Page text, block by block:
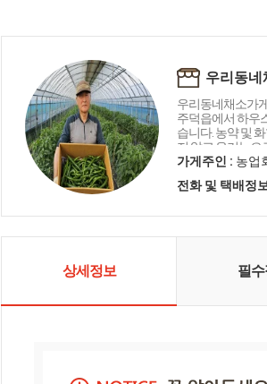
우리동네
우리동네채소가
주덕읍에서 하우
습니다. 농약 및
지 않고 유기농으
며 조금씩 재배품
품목을 판매할
니다. 저희 농산
경농가 및 GAP농
많은 관심을 부탁
가게주인 : 농업
전화 및 택배정보
상세정보 필